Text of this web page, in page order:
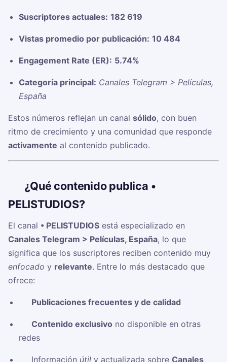
Suscriptores actuales: 182 619
Vistas promedio por publicación: 10 484
Engagement Rate (ER): 5.74%
Categoría principal: Canales Telegram > Películas,
España
Estos números reflejan un canal sólido, con buen
ritmo de crecimiento y una comunidad que responde
activamente al contenido publicado.
¿Qué contenido publica •
PELISTUDIOS?
El canal • PELISTUDIOS está especializado en
Canales Telegram > Películas, España, lo que
significa que los suscriptores reciben contenido muy
enfocado y relevante. Entre lo más destacado que
ofrece:
Publicaciones frecuentes y de calidad
Contenido exclusivo no disponible en otras
redes
✅ Información útily actualizada sobre Canales